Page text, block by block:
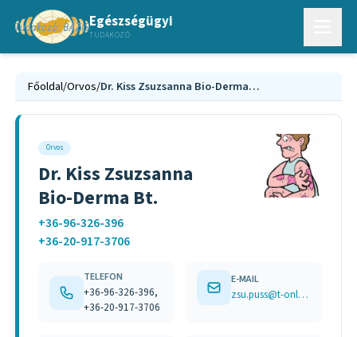
Egészségügyi
TUDAKOZÓ
Főoldal/Orvos/ Dr. Kiss Zsuzsanna Bio-Derma Bt.
Orvos
Dr. Kiss Zsuzsanna
Bio-Derma Bt.
+36-96-326-396
+36-20-917-3706
TELEFON
+36-96-326-396,
+36-20-917-3706
E-MAIL
zsu.puss@t-online.hu